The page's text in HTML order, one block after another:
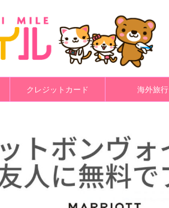
クレジットカード 海外旅行